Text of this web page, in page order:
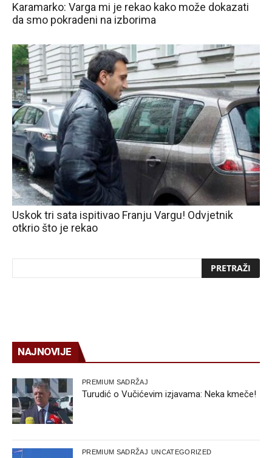
Karamarko: Varga mi je rekao kako može dokazati
da smo pokradeni na izborima
Uskok tri sata ispitivao Franju Vargu! Odvjetnik
otkrio što je rekao
NAJNOVIJE
PREMIUM SADRŽAJ
Turudić o Vučićevim izjavama: Neka kmeče!
PREMIUM SADRŽAJ UNCATEGORIZED